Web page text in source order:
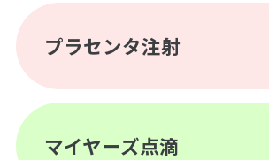
プラセンタ注射
マイヤーズ点滴